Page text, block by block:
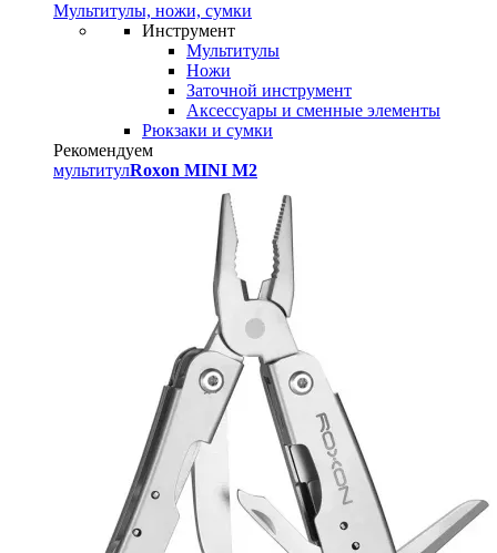
Мультитулы, ножи, сумки
Инструмент
Мультитулы
Ножи
Заточной инструмент
Аксессуары и сменные элементы
Рюкзаки и сумки
Рекомендуем
мультитулRoxon MINI M2